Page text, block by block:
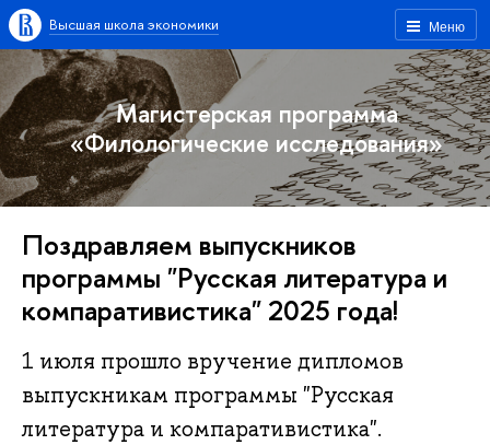
Меню
Высшая школа экономики
Магистерская программа
«Филологические исследования»
Поздравляем выпускников
программы "Русская литература и
компаративистика" 2025 года!
1 июля прошло вручение дипломов
выпускникам программы "Русская
литература и компаративистика".